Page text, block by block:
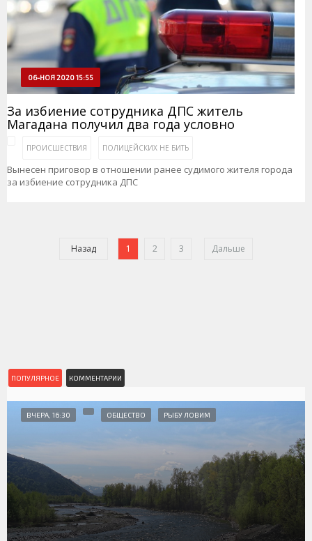
06-НОЯ 2020 15:55
За избиение сотрудника ДПС житель
Магадана получил два года условно
ПРОИСШЕСТВИЯ ПОЛИЦЕЙСКИХ НЕ БИТЬ
Вынесен приговор в отношении ранее судимого жителя города
за избиение сотрудника ДПС
Назад 1 2 3 Дальше
ПОПУЛЯРНОЕ КОММЕНТАРИИ
ВЧЕРА, 16:30 ОБЩЕСТВО РЫБУ ЛОВИМ